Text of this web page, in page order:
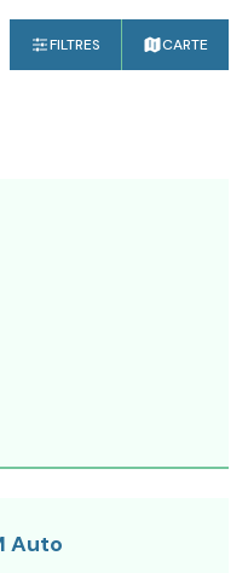
FILTRES CARTE
Auto